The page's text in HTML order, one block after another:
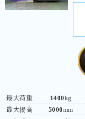
最大荷重
最大揚高
1400kg
5000mm